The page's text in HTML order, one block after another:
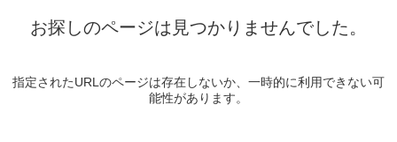
お探しのページは見つかりませんでした。
指定されたURLのページは存在しないか、一時的に利用できない可
能性があります。